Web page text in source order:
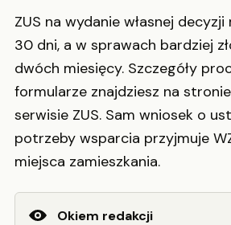
ZUS na wydanie własnej
30 dni, a w sprawach bardziej
dwóch miesięcy. Szczegóły
formularze znajdziesz na stronie
serwisie ZUS. Sam wniosek o
potrzeby wsparcia przyjmuje
miejsca zamieszkania.
Okiem redakcji